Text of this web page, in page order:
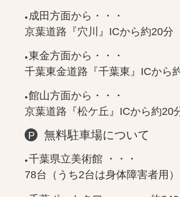
成田方面から・・・
京葉道路『穴川』ICから約20分
東金方面から・・・
千葉東金道路『千葉東』ICから
館山方面から・・・
京葉道路『松ケ丘』ICから約20
無料駐車場について
千葉県立美術館 ・・・
78台（うち2台は身体障害者用）